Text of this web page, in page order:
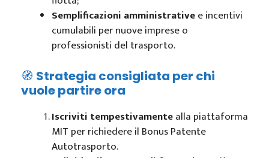
Semplificazioni amministrativee incentivi
cumulabili per nuove imprese o
professionisti del trasporto.
🧭 Strategia consigliata per chi
vuole partire ora
Iscriviti tempestivamentealla piattaforma
MIT per richiedere il Bonus Patente
Autotrasporto.